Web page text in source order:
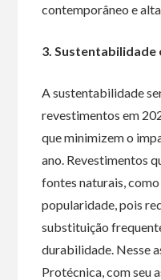
contemporâneo e
3. Sustentabilidade
A sustentabilidade
revestimentos em
que minimizem o
ano. Revestimentos
fontes naturais,
popularidade, pois
substituição
durabilidade. Nesse
Protécnica, com seu